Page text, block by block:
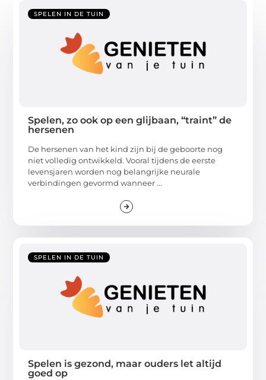
SPELEN IN DE TUIN
Spelen, zo ook op een glijbaan, “traint” de
hersenen
De hersenen van het kind zijn bij de geboorte nog
niet volledig ontwikkeld. Vooral tijdens de eerste
levensjaren worden nog belangrijke neurale
verbindingen gevormd wanneer ...
SPELEN IN DE TUIN
Spelen is gezond, maar ouders let altijd
goed op